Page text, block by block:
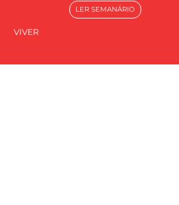
VIVER
LER SEMANÁRIO